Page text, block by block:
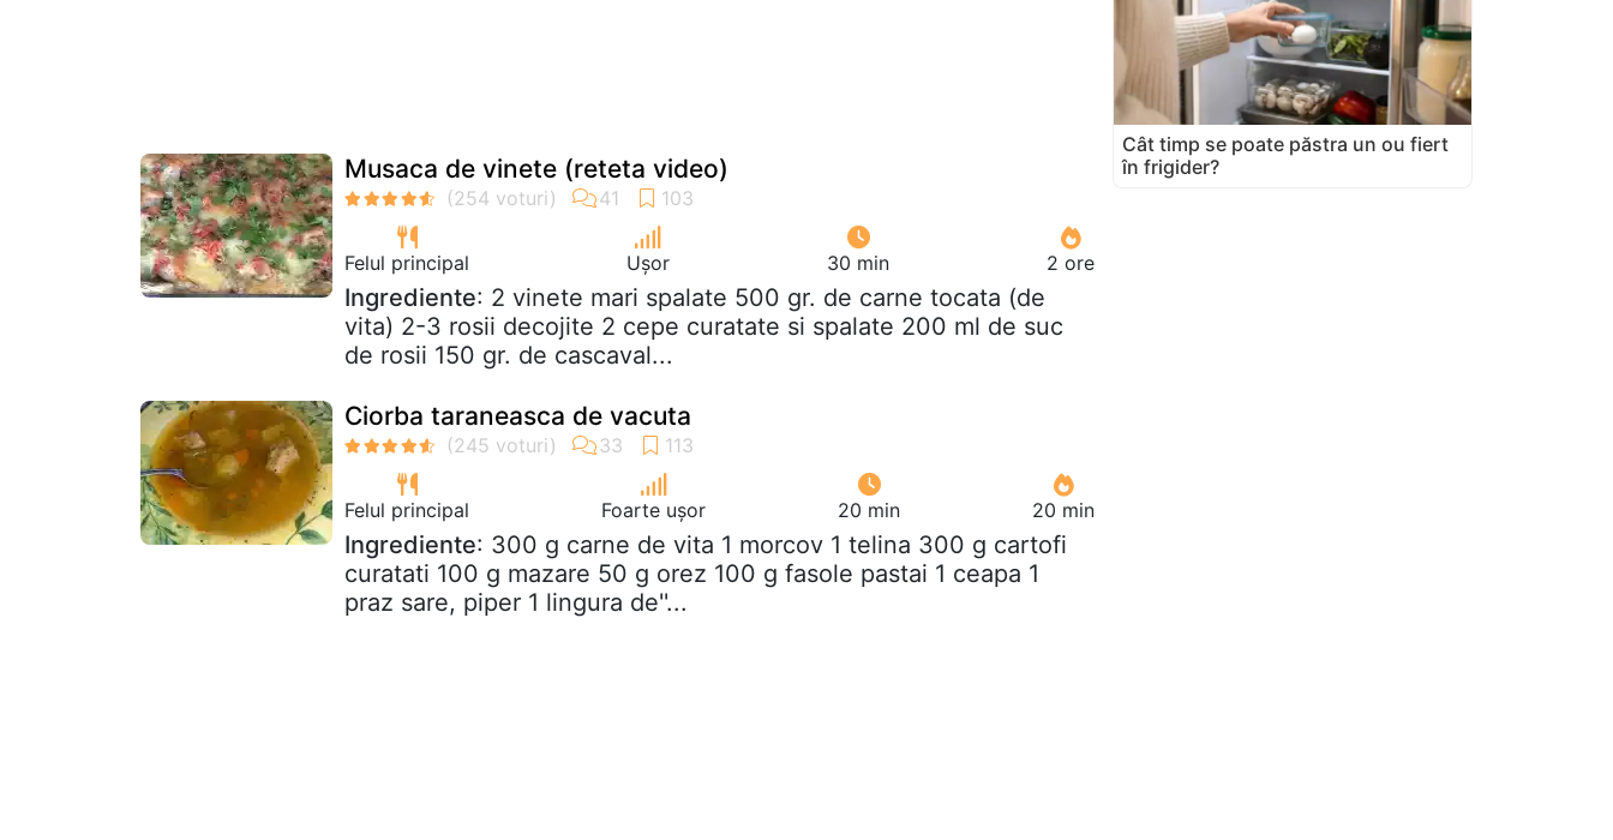
Musaca de vinete (reteta video)
Felul principal Ușor 30 min 2 ore
Ingrediente: 2 vinete mari spalate 500 gr. de carne tocata (de
vita) 2-3 rosii decojite 2 cepe curatate si spalate 200 ml de suc
de rosii 150 gr. de cascaval...
Ciorba taraneasca de vacuta
Felul principal Foarte ușor 20 min 20 min
Ingrediente: 300 g carne de vita 1 morcov 1 telina 300 g cartofi
curatati 100 g mazare 50 g orez 100 g fasole pastai 1 ceapa 1
praz sare, piper 1 lingura de''...
Cât timp se poate păstra un ou fiert
în frigider?